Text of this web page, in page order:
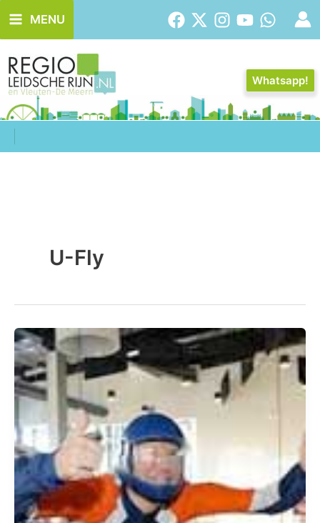
naar
de
inhoud
MENU
Whatsapp!
U-Fly